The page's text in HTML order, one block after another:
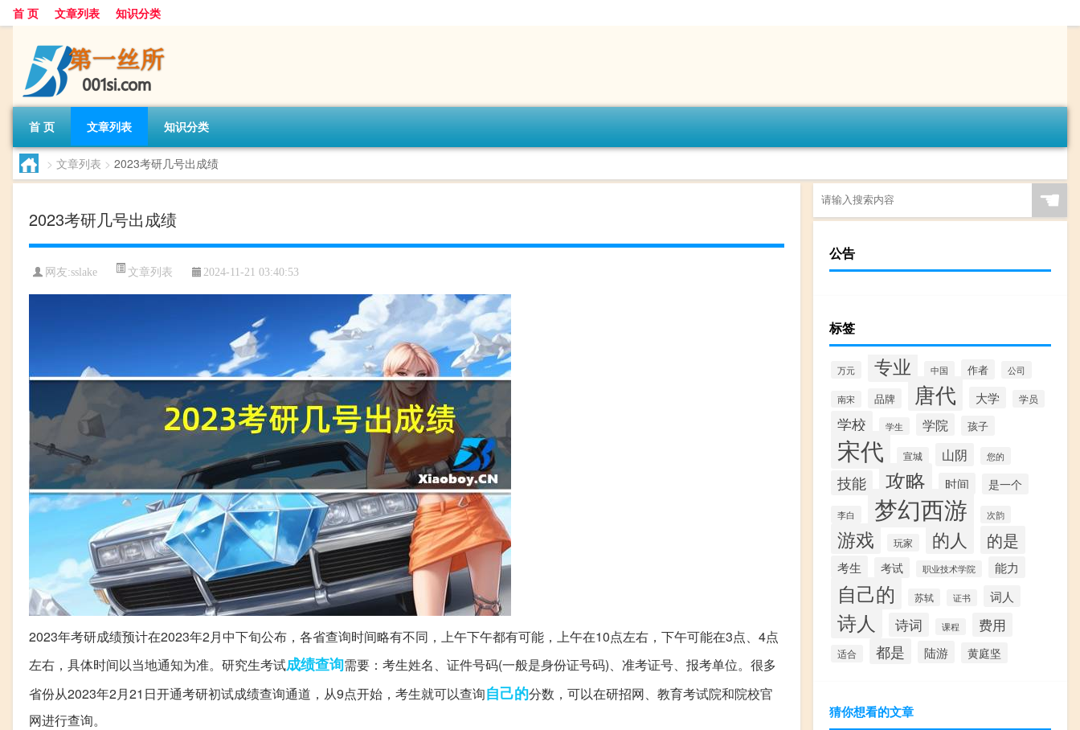
首 页 文章列表 知识分类
首 页 文章列表 知识分类
> 文章列表 > 2023考研几号出成绩
2023考研几号出成绩
网友:sslake 文章列表 2024-11-21 03:40:53
2023年考研成绩预计在2023年2月中下旬公布，各省查询时间略有不同，上午下午都有可能，上午在10点左右，下午可能在3点、4点
左右，具体时间以当地通知为准。研究生考试成绩查询需要：考生姓名、证件号码(一般是身份证号码)、准考证号、报考单位。很多
省份从2023年2月21日开通考研初试成绩查询通道，从9点开始，考生就可以查询自己的分数，可以在研招网、教育考试院和院校官
网进行查询。
☚
公告
标签
万元 专业 中国 作者 公司
南宋 品牌 唐代 大学 学员
学校 学生 学院 孩子
宋代 宣城 山阴 您的
技能 攻略 时间 是一个
李白 梦幻西游 次韵
游戏 玩家 的人 的是
考生 考试 职业技术学院 能力
自己的 苏轼 证书 词人
诗人 诗词 课程 费用
适合 都是 陆游 黄庭坚
猜你想看的文章